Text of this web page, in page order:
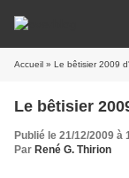
Accueil » Le bêtisier 2009
Le bêtisier
Publié le 21/12/2009 à
Par René G. Thirion